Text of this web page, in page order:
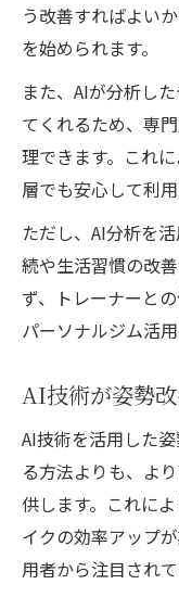
う改善すればよい
を始められます。
また、AIが分析し
てくれるため、専
理できます。これ
層でも安心して利
ただし、AI分析を
続や生活習慣の改
ず、トレーナーと
パーソナルジム活用
AI技術が姿勢
AI技術を活用した
る方法よりも、よ
供します。これに
イクの効率アップ
用者から注目されて